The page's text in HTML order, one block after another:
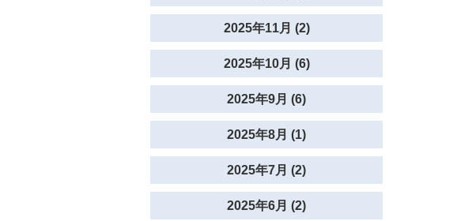
2025年11月 (2)
2025年10月 (6)
2025年9月 (6)
2025年8月 (1)
2025年7月 (2)
2025年6月 (2)